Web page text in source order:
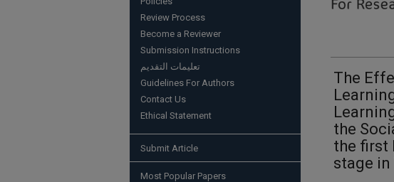
The
the
the first
stage
Review Process
Become a Reviewer
Submission Instructions
تعليمات التقديم
Guidelines For Authors
Contact Us
Ethical Statement
Submit Article
Most Popular Papers